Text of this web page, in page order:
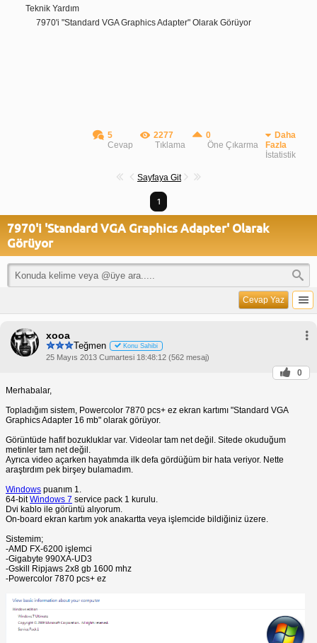
Teknik Yardım
7970'i "Standard VGA Graphics Adapter" Olarak Görüyor
5
Cevap
2277
Tıklama
0
Öne Çıkarma
Daha
Fazla
İstatistik
Sayfaya Git
1
7970'i 'Standard VGA Graphics Adapter' Olarak
Görüyor
Cevap Yaz
xooa
Teğmen Konu Sahibi
25 Mayıs 2013 Cumartesi 18:48:12 (562 mesaj)
0
Merhabalar,
Topladığım sistem, Powercolor 7870 pcs+ ez ekran kartımı "Standard VGA
Graphics Adapter 16 mb" olarak görüyor.
Görüntüde hafif bozukluklar var. Videolar tam net değil. Sitede okuduğum
metinler tam net değil.
Ayrıca video açarken hayatımda ilk defa gördüğüm bir hata veriyor. Nette
araştırdım pek birşey bulamadım.
Windows puanım 1.
64-bitWindows 7 service pack 1 kurulu.
Dvi kablo ile görüntü alıyorum.
On-board ekran kartım yok anakartta veya işlemcide bildiğiniz üzere.
Sistemim;
-AMD FX-6200 işlemci
-Gigabyte 990XA-UD3
-Gskill Ripjaws 2x8 gb 1600 mhz
-Powercolor 7870 pcs+ ez